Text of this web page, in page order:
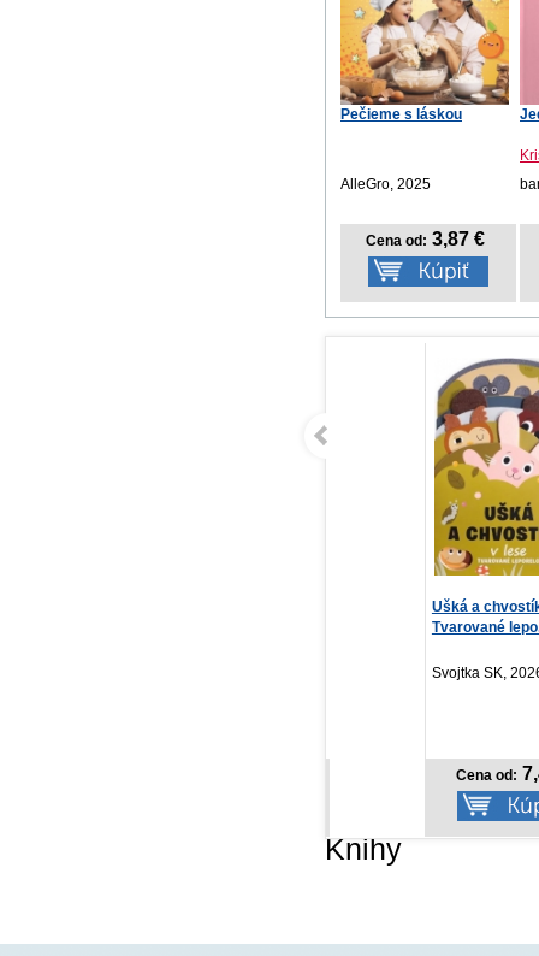
Pečieme s láskou
AlleGro, 2025
Cena od: 3,87 €
Ušká a chvostíky v lese -
Tvarované lepo...
Svojtka SK, 2026
7,42 €
Knihy